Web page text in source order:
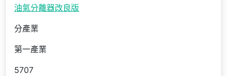
油氣分離器改良版
分產業
第一產業
5707